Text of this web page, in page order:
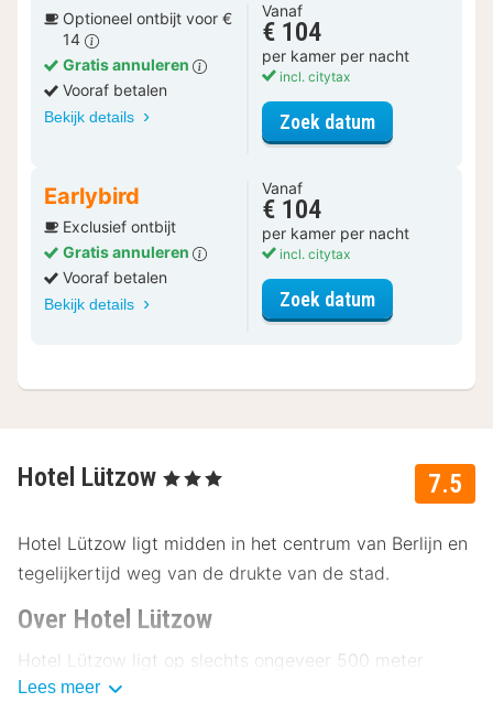
Optioneel ontbijt voor €
14
Gratis annuleren
Vooraf betalen
Bekijk details
Vanaf
€ 104
per kamer per nacht
incl. citytax
Zoek datumvoor Urban
Earlybird
Exclusief ontbijt
Gratis annuleren
Vooraf betalen
Bekijk details
Vanaf
€ 104
per kamer per nacht
incl. citytax
Zoek datumvoor Urban
7.5
Hotel Lützow , 3 Sterren
Hotel Lützow ligt midden in het centrum van Berlijn en
tegelijkertijd weg van de drukte van de stad.
Over Hotel Lützow
Hotel Lützow ligt op slechts ongeveer 500 meter
afstand van de Tiergarten en je kunt de dierentuin van
Lees meer